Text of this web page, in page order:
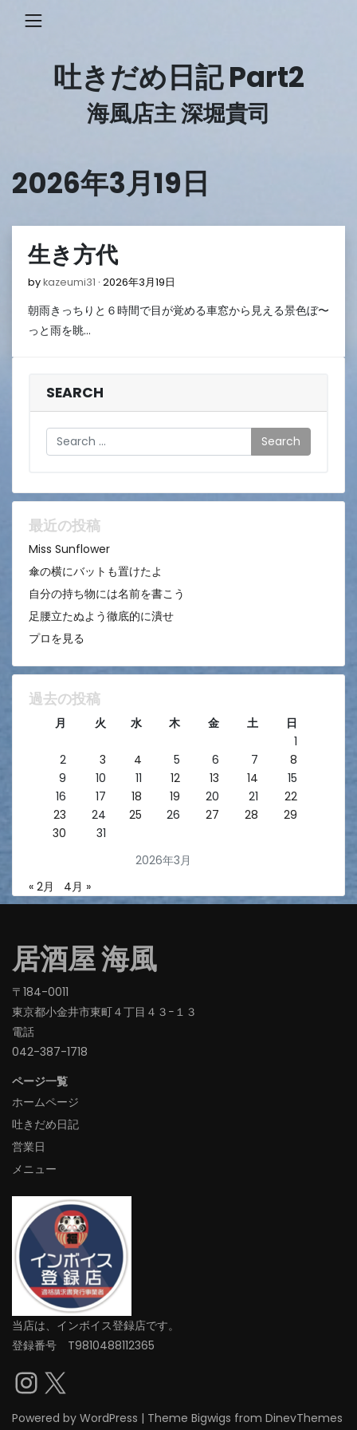
吐きだめ日記 Part2
海風店主 深堀貴司
2026年3月19日
生き方代
bykazeumi31 2026年3月19日
3
朝雨きっちりと６時間で目が覚める車窓から見える景色ぼ〜
っと雨を眺…
SEARCH
Search
最近の投稿
Miss Sunflower
傘の横にバットも置けたよ
自分の持ち物には名前を書こう
足腰立たぬよう徹底的に潰せ
プロを見る
過去の投稿
2026年3月
月 火 水 木 金 土
日
1
2
3 4 5 6 7
8
9
10 11 12 13 14
15
16
17 18 19 20 21
22
23
24 25 26 27 28
29
30
31
« 2月 4月 »
居酒屋 海風
〒184-0011
東京都小金井市東町４丁目４３−１３
電話
042-387-1718‬
ページ一覧
ホームページ
吐きだめ日記
営業日
メニュー
当店は、インボイス登録店です。
登録番号 T9810488112365
Instagram
X
Powered by WordPress | Theme Bigwigs from DinevThemes